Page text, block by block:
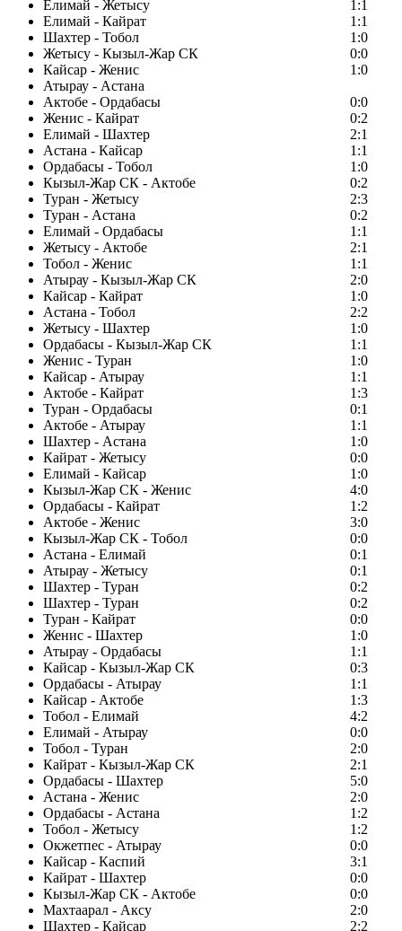
Елимай - Жетысу
1:1
Елимай - Кайрат
1:1
Шахтер - Тобол
1:0
Жетысу - Кызыл-Жар СК
0:0
Кайсар - Женис
1:0
Атырау - Астана
Актобе - Ордабасы
0:0
Женис - Кайрат
0:2
Елимай - Шахтер
2:1
Астана - Кайсар
1:1
Ордабасы - Тобол
1:0
Кызыл-Жар СК - Актобе
0:2
Туран - Жетысу
2:3
Туран - Астана
0:2
Елимай - Ордабасы
1:1
Жетысу - Актобе
2:1
Тобол - Женис
1:1
Атырау - Кызыл-Жар СК
2:0
Кайсар - Кайрат
1:0
Астана - Тобол
2:2
Жетысу - Шахтер
1:0
Ордабасы - Кызыл-Жар СК
1:1
Женис - Туран
1:0
Кайсар - Атырау
1:1
Актобе - Кайрат
1:3
Туран - Ордабасы
0:1
Актобе - Атырау
1:1
Шахтер - Астана
1:0
Кайрат - Жетысу
0:0
Елимай - Кайсар
1:0
Кызыл-Жар СК - Женис
4:0
Ордабасы - Кайрат
1:2
Актобе - Женис
3:0
Кызыл-Жар СК - Тобол
0:0
Астана - Елимай
0:1
Атырау - Жетысу
0:1
Шахтер - Туран
0:2
Шахтер - Туран
0:2
Туран - Кайрат
0:0
Женис - Шахтер
1:0
Атырау - Ордабасы
1:1
Кайсар - Кызыл-Жар СК
0:3
Ордабасы - Атырау
1:1
Кайсар - Актобе
1:3
Тобол - Елимай
4:2
Елимай - Атырау
0:0
Тобол - Туран
2:0
Кайрат - Кызыл-Жар СК
2:1
Ордабасы - Шахтер
5:0
Астана - Женис
2:0
Ордабасы - Астана
1:2
Тобол - Жетысу
1:2
Окжетпес - Атырау
0:0
Кайсар - Каспий
3:1
Кайрат - Шахтер
0:0
Кызыл-Жар СК - Актобе
0:0
Махтаарал - Аксу
2:0
Шахтер - Кайсар
2:2